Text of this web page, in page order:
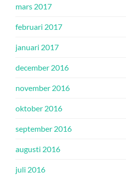
mars 2017
februari 2017
januari 2017
december 2016
november 2016
oktober 2016
september 2016
augusti 2016
juli 2016